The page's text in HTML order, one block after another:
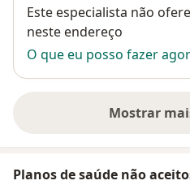
Disponibilidade
Este especialista não
neste endereço
O que eu posso fazer
Mostrar
Planos de saúde não